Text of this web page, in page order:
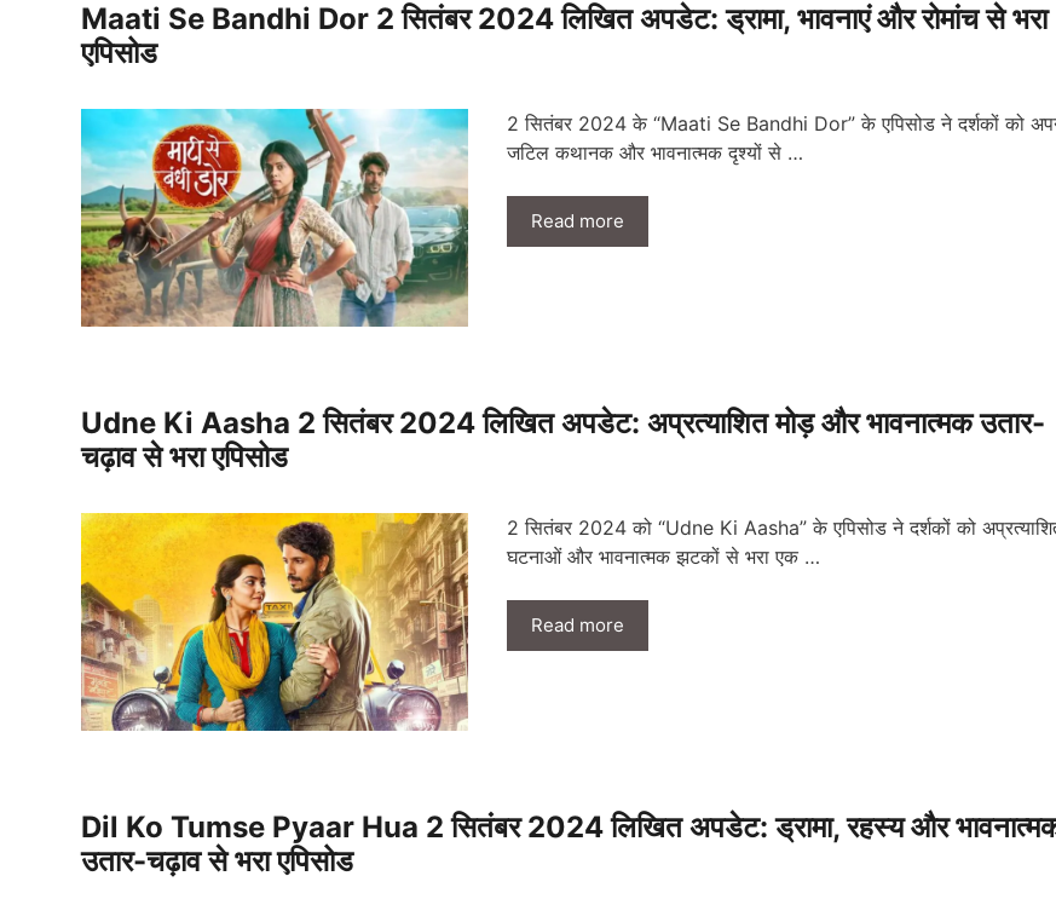
Maati Se Bandhi Dor 2 सितंबर 2024 लिखित अपडेट: ड्रामा, भावनाएं और रोमांच से भरा
एपिसोड
2 सितंबर 2024 के “Maati Se Bandhi Dor” के एपिसोड ने दर्शकों को
जटिल कथानक और भावनात्मक दृश्यों से …
Read more
Udne Ki Aasha 2 सितंबर 2024 लिखित अपडेट: अप्रत्याशित मोड़ और भावनात्मक उतार-
चढ़ाव से भरा एपिसोड
2 सितंबर 2024 को “Udne Ki Aasha” के एपिसोड ने दर्शकों को
घटनाओं और भावनात्मक झटकों से भरा एक …
Read more
Dil Ko Tumse Pyaar Hua 2 सितंबर 2024 लिखित अपडेट: ड्रामा, रहस्य और
उतार-चढ़ाव से भरा एपिसोड